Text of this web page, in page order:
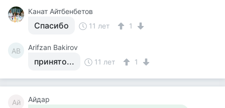
Канат Айтбенбетов
Спасибо 11 лет 1
AB Arifzan Bakirov
принято... 11 лет 1
Ай Айдар